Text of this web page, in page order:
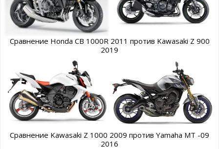
Сравнение Honda CB 1000R 2011 против Kawasaki Z 900
2019
Сравнение Kawasaki Z 1000 2009 против Yamaha MT -09
2016